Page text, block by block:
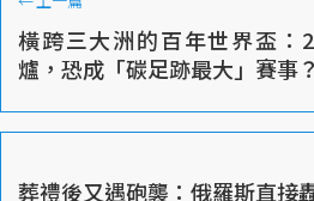
橫跨三大洲的百年世界盃：
爐，恐成「碳足跡最大」賽事？
葬禮後又遇砲襲：俄羅斯直接